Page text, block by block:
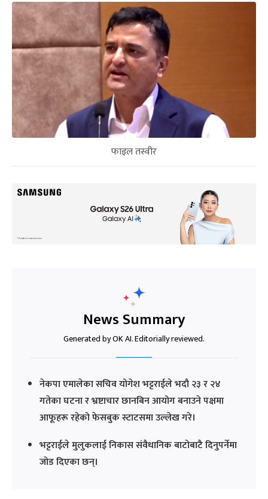
फाइल तस्वीर
News Summary
Generated by OK AI. Editorially reviewed.
नेकपा एमालेका सचिव योगेश भट्टराईले भदौ २३ र २४
गतेका घटना र भ्रष्टाचार छानबिन आयोग बनाउने पक्षमा
आफूहरू रहेको फेसबुक स्टाटसमा उल्लेख गरे।
भट्टराईले मुलुकलाई निकास संवैधानिक बाटोबाटै दिनुपर्नेमा
जोड दिएका छन्।